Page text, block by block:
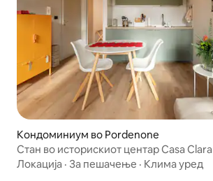
Кондоминиум во Pordenone
Стан во историскиот центар Casa Clara
Локација · За пешачење · Клима уред